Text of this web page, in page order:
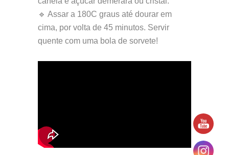
🔹 Assar a 180C graus até dourar em
cima, por volta de 45 minutos. Servir
quente com uma bola de sorvete!